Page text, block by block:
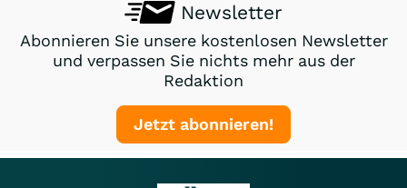
Newsletter
Abonnieren Sie unsere kostenlosen Newsletter
und verpassen Sie nichts mehr aus der
Redaktion
Jetzt abonnieren!